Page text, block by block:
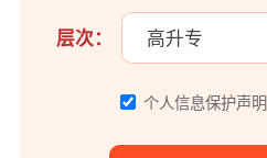
层次：
个人信息保护声明